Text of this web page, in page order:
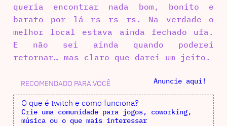
queria encontrar nada bom, bonito e
barato por lá rs rs rs. Na verdade o
melhor local estava ainda fechado ufa.
E não sei ainda quando poderei
retornar… mas claro que darei um jeito.
RECOMENDADO PARA VOCÊ Anuncie aqui!
O que é twitch e como funciona?
Crie uma comunidade para jogos, coworking,
música ou o que mais interessar